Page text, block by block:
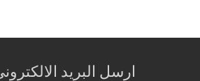
ارسل البريد